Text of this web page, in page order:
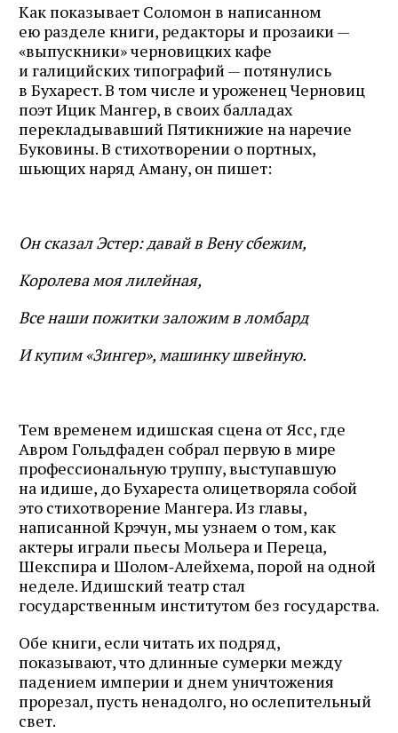
Как показывает Соломон в написанном
ею разделе книги, редакторы и прозаики —
«выпускники» черновицких кафе
и галицийских типографий — потянулись
в Бухарест. В том числе и уроженец Черновиц
поэт Ицик Мангер, в своих балладах
перекладывавший Пятикнижие на наречие
Буковины. В стихотворении о портных,
шьющих наряд Аману, он пишет:
Он сказал Эстер: давай в Вену сбежим,
Королева моя лилейная,
Все наши пожитки заложим в ломбард
И купим «Зингер», машинку швейную.
Тем временем идишская сцена от Ясс, где
Авром Гольдфаден собрал первую в мире
профессиональную труппу, выступавшую
на идише, до Бухареста олицетворяла собой
это стихотворение Мангера. Из главы,
написанной Крэчун, мы узнаем о том, как
актеры играли пьесы Мольера и Переца,
Шекспира и Шолом‑Алейхема, порой на одной
неделе. Идишский театр стал
государственным институтом без государства.
Обе книги, если читать их подряд,
показывают, что длинные сумерки между
падением империи и днем уничтожения
прорезал, пусть ненадолго, но ослепительный
свет.